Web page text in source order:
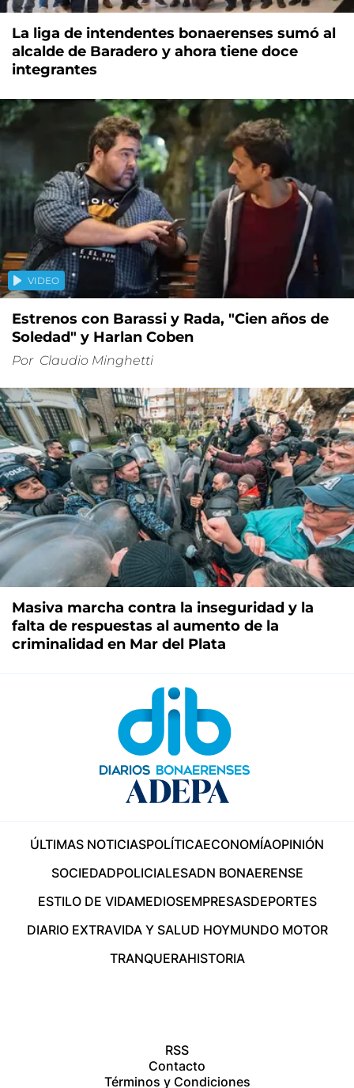
La liga de intendentes bonaerenses sumó al
alcalde de Baradero y ahora tiene doce
integrantes
VIDEO
Estrenos con Barassi y Rada, "Cien años de
Soledad" y Harlan Coben
Por Claudio Minghetti
Masiva marcha contra la inseguridad y la
falta de respuestas al aumento de la
criminalidad en Mar del Plata
ÚLTIMAS NOTICIASPOLÍTICAECONOMÍAOPINIÓN
SOCIEDADPOLICIALESADN BONAERENSE
ESTILO DE VIDAMEDIOSEMPRESASDEPORTES
DIARIO EXTRAVIDA Y SALUD HOYMUNDO MOTOR
TRANQUERAHISTORIA
RSS
Contacto
Términos y Condiciones